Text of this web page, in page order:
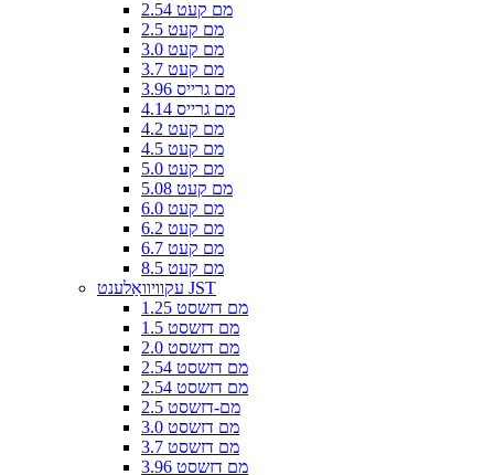
2.54 מם קעט
2.5 מם קעט
3.0 מם קעט
3.7 מם קעט
3.96 מם גרייס
4.14 מם גרייס
4.2 מם קעט
4.5 מם קעט
5.0 מם קעט
5.08 מם קעט
6.0 מם קעט
6.2 מם קעט
6.7 מם קעט
8.5 מם קעט
עקוויוואַלענט JST
1.25 מם דזשסט
1.5 מם דזשסט
2.0 מם דזשסט
2.54 מם דזשסט
2.54 מם דזשסט
2.5 מם-דזשסט
3.0 מם דזשסט
3.7 מם דזשסט
3.96 מם דזשסט